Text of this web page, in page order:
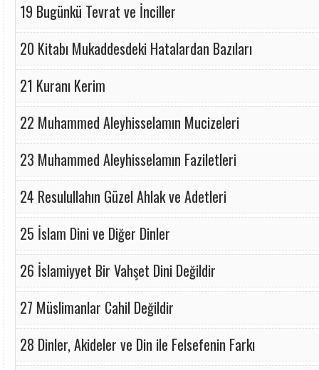
19 Bugünkü Tevrat ve İnciller
20 Kitabı Mukaddesdeki Hatalardan Bazıları
21 Kuranı Kerim
22 Muhammed Aleyhisselamın Mucizeleri
23 Muhammed Aleyhisselamın Faziletleri
24 Resulullahın Güzel Ahlak ve Adetleri
25 İslam Dini ve Diğer Dinler
26 İslamiyyet Bir Vahşet Dini Değildir
27 Müslimanlar Cahil Değildir
28 Dinler, Akideler ve Din ile Felsefenin Farkı